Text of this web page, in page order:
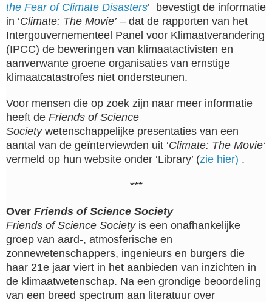
the Fear of Climate Disasters’ bevestigt de informatie
in ‘Climate: The Movie’– dat de rapporten van het
Intergouvernementeel Panel voor Klimaatverandering
(IPCC) de beweringen van klimaatactivisten en
aanverwante groene organisaties van ernstige
klimaatcatastrofes niet ondersteunen.
Voor mensen die op zoek zijn naar meer informatie
heeft de Friends of Science
Societywetenschappelijke presentaties van een
aantal van de geïnterviewden uit ‘Climate: The Movie‘
vermeld op hun website onder ‘Library’ (zie hier) .
***
Over Friends of Science Society
Friends of Science Societyis een onafhankelijke
groep van aard-, atmosferische en
zonnewetenschappers, ingenieurs en burgers die
haar 21e jaar viert in het aanbieden van inzichten in
de klimaatwetenschap. Na een grondige beoordeling
van een breed spectrum aan literatuur over